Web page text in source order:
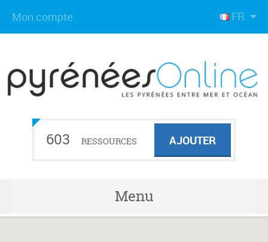
FR
Mon compte
603 RESSOURCES AJOUTER
Menu